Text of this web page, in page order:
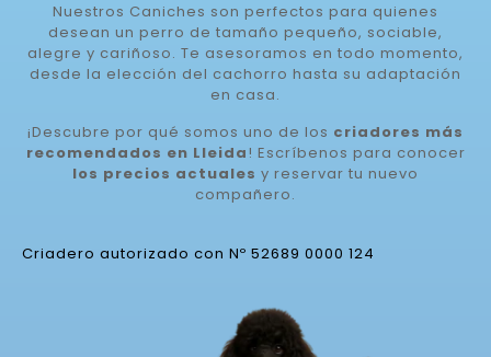
Nuestros Caniches son perfectos para quienes
desean un perro de tamaño pequeño, sociable,
alegre y cariñoso. Te asesoramos en todo momento,
desde la elección del cachorro hasta su adaptación
en casa.
¡Descubre por qué somos uno de los criadores más
recomendados en Lleida! Escríbenos para conocer
los precios actuales y reservar tu nuevo
compañero.
Criadero autorizado con Nº 52689 0000 124